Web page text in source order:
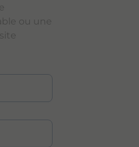
ou une